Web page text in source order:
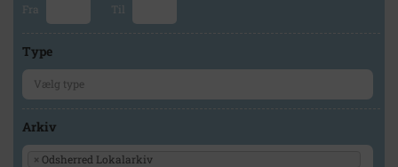
Fra Til
Type
Arkiv
× Odsherred Lokalarkiv